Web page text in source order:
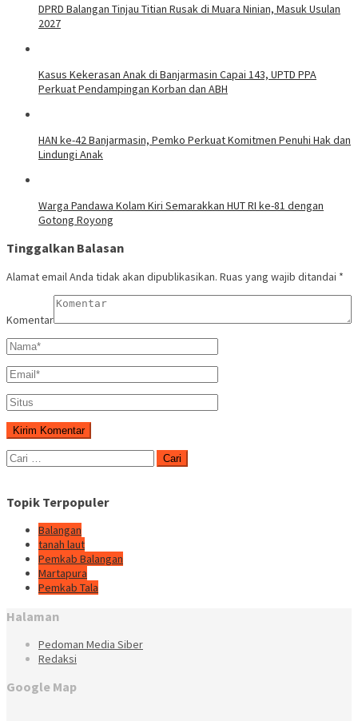
DPRD Balangan Tinjau Titian Rusak di Muara Ninian, Masuk Usulan
2027
Kasus Kekerasan Anak di Banjarmasin Capai 143, UPTD PPA
Perkuat Pendampingan Korban dan ABH
HAN ke-42 Banjarmasin, Pemko Perkuat Komitmen Penuhi Hak dan
Lindungi Anak
Warga Pandawa Kolam Kiri Semarakkan HUT RI ke-81 dengan
Gotong Royong
Tinggalkan Balasan
Alamat email Anda tidak akan dipublikasikan. Ruas yang wajib ditandai *
Komentar
Cari
untuk:
Topik Terpopuler
Balangan
tanah laut
Pemkab Balangan
Martapura
Pemkab Tala
Halaman
Pedoman Media Siber
Redaksi
Google Map